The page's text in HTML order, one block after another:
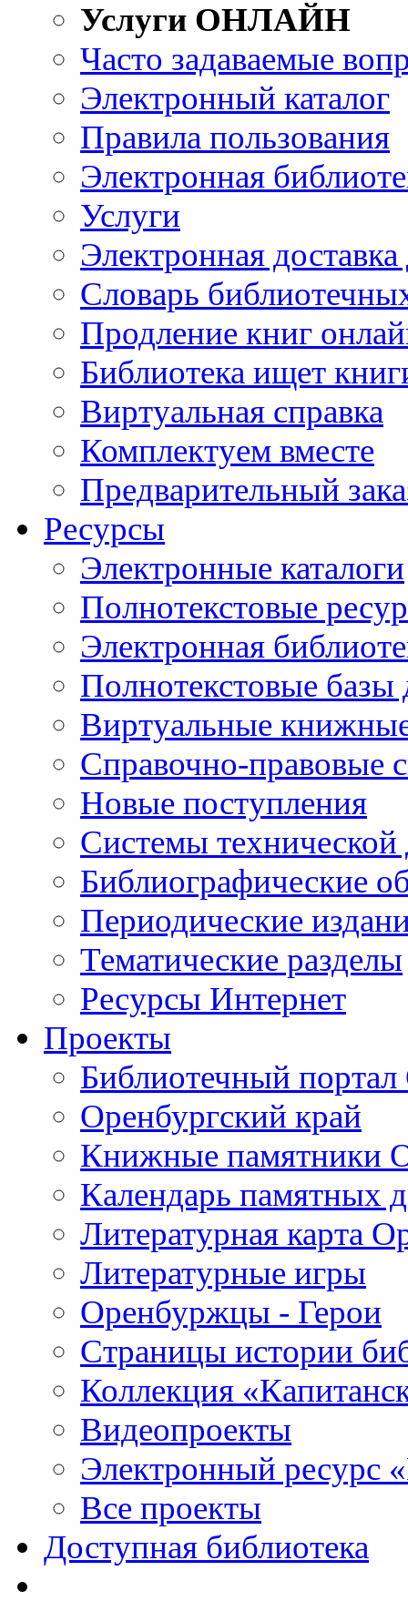
Услуги ОНЛАЙН
Часто задаваемые
Электронный каталог
Правила пользования
Электронная
Услуги
Электронная
Словарь
Продление книг
Библиотека ищет
Виртуальная справка
Комплектуем вместе
Предварительный
Ресурсы
Электронные каталоги
Полнотекстовые
Электронная
Полнотекстовые
Виртуальные
Справочно-правовые
Новые поступления
Cистемы
Библиографические
Периодические
Тематические разделы
Ресурсы Интернет
Проекты
Библиотечный портал
Оренбургский край
Книжные памятники
Календарь памятных
Литературная карта
Литературные игры
Оренбуржцы - Герои
Страницы истории
Коллекция
Видеопроекты
Электронный ресурс
Все проекты
Доступная библиотека